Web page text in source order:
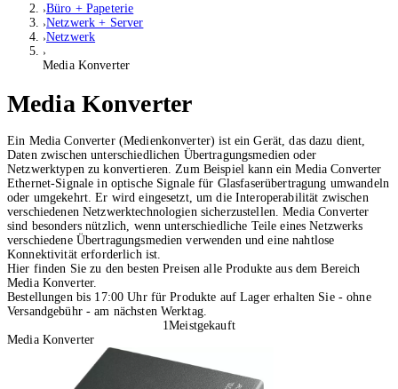
Büro + Papeterie
Netzwerk + Server
Netzwerk
Media Konverter
Media Konverter
Ein Media Converter (Medienkonverter) ist ein Gerät, das dazu dient,
Daten zwischen unterschiedlichen Übertragungsmedien oder
Netzwerktypen zu konvertieren. Zum Beispiel kann ein Media Converter
Ethernet-Signale in optische Signale für Glasfaserübertragung umwandeln
oder umgekehrt. Er wird eingesetzt, um die Interoperabilität zwischen
verschiedenen Netzwerktechnologien sicherzustellen. Media Converter
sind besonders nützlich, wenn unterschiedliche Teile eines Netzwerks
verschiedene Übertragungsmedien verwenden und eine nahtlose
Konnektivität erforderlich ist.
Hier finden Sie zu den besten Preisen alle Produkte aus dem Bereich
Media Konverter.
Bestellungen bis 17:00 Uhr für Produkte auf Lager erhalten Sie - ohne
Versandgebühr - am nächsten Werktag.
1Meistgekauft
Media Konverter